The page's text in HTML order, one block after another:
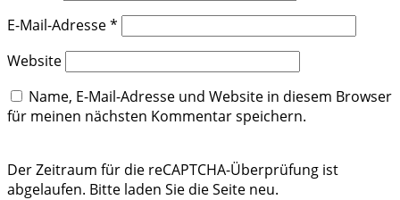
E-Mail-Adresse*
Website
Name, E-Mail-Adresse und Website in diesem Browser
für meinen nächsten Kommentar speichern.
Der Zeitraum für die reCAPTCHA-Überprüfung ist
abgelaufen. Bitte laden Sie die Seite neu.